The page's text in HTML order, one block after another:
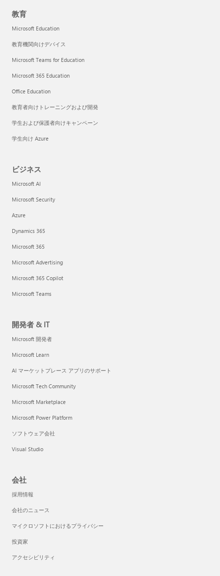
教育
Microsoft Education
教育機関向けデバイス
Microsoft Teams for Education
Microsoft 365 Education
Office Education
教育者向けトレーニングおよび開発
学生および保護者向けキャンペーン
学生向け Azure
ビジネス
Microsoft AI
Microsoft Security
Azure
Dynamics 365
Microsoft 365
Microsoft Advertising
Microsoft 365 Copilot
Microsoft Teams
開発者 & IT
Microsoft 開発者
Microsoft Learn
AI マーケットプレース アプリのサポート
Microsoft Tech Community
Microsoft Marketplace
Microsoft Power Platform
ソフトウェア会社
Visual Studio
会社
採用情報
会社のニュース
マイクロソフトにおけるプライバシー
投資家
アクセシビリティ